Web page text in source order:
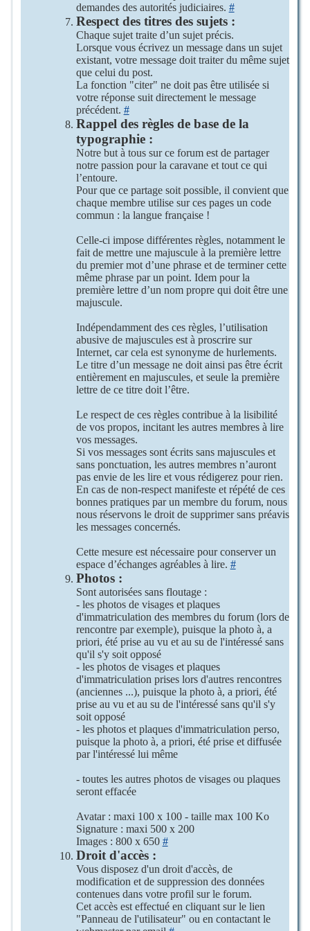
demandes des autorités judiciaires. #
Respect des titres des sujets :
Chaque sujet traite d’un sujet précis.
Lorsque vous écrivez un message dans un sujet
existant, votre message doit traiter du même sujet
que celui du post.
La fonction "citer" ne doit pas être utilisée si
votre réponse suit directement le message
précédent. #
Rappel des règles de base de la
typographie :
Notre but à tous sur ce forum est de partager
notre passion pour la caravane et tout ce qui
l’entoure.
Pour que ce partage soit possible, il convient que
chaque membre utilise sur ces pages un code
commun : la langue française !
Celle-ci impose différentes règles, notamment le
fait de mettre une majuscule à la première lettre
du premier mot d’une phrase et de terminer cette
même phrase par un point. Idem pour la
première lettre d’un nom propre qui doit être une
majuscule.
Indépendamment des ces règles, l’utilisation
abusive de majuscules est à proscrire sur
Internet, car cela est synonyme de hurlements.
Le titre d’un message ne doit ainsi pas être écrit
entièrement en majuscules, et seule la première
lettre de ce titre doit l’être.
Le respect de ces règles contribue à la lisibilité
de vos propos, incitant les autres membres à lire
vos messages.
Si vos messages sont écrits sans majuscules et
sans ponctuation, les autres membres n’auront
pas envie de les lire et vous rédigerez pour rien.
En cas de non-respect manifeste et répété de ces
bonnes pratiques par un membre du forum, nous
nous réservons le droit de supprimer sans préavis
les messages concernés.
Cette mesure est nécessaire pour conserver un
espace d’échanges agréables à lire. #
Photos :
Sont autorisées sans floutage :
- les photos de visages et plaques
d'immatriculation des membres du forum (lors de
rencontre par exemple), puisque la photo à, a
priori, été prise au vu et au su de l'intéressé sans
qu'il s'y soit opposé
- les photos de visages et plaques
d'immatriculation prises lors d'autres rencontres
(anciennes ...), puisque la photo à, a priori, été
prise au vu et au su de l'intéressé sans qu'il s'y
soit opposé
- les photos et plaques d'immatriculation perso,
puisque la photo à, a priori, été prise et diffusée
par l'intéressé lui même
- toutes les autres photos de visages ou plaques
seront effacée
Avatar : maxi 100 x 100 - taille max 100 Ko
Signature : maxi 500 x 200
Images : 800 x 650 #
Droit d'accès :
Vous disposez d'un droit d'accès, de
modification et de suppression des données
contenues dans votre profil sur le forum.
Cet accès est effectué en cliquant sur le lien
"Panneau de l'utilisateur" ou en contactant le